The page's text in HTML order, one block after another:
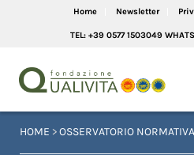
Home Newsletter
TEL: +39 0577 1503049
HOME >OSSERVATORIO NORMATIVA